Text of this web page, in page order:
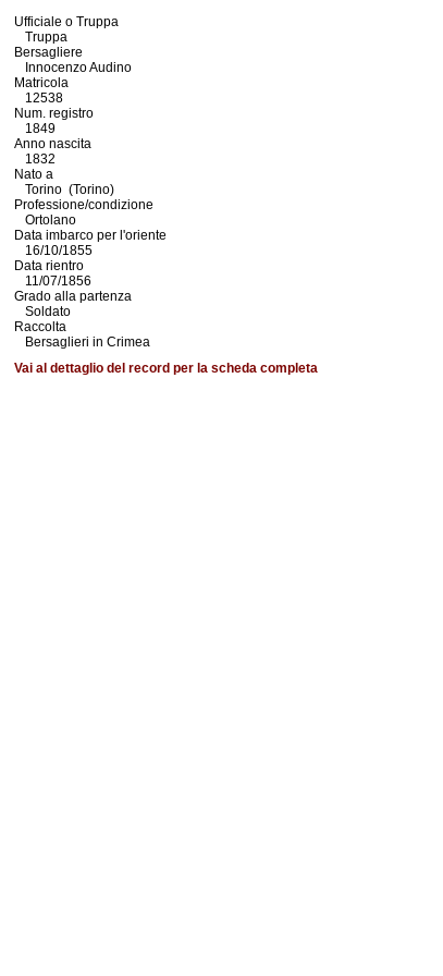
Ufficiale o Truppa
Truppa
Bersagliere
Innocenzo Audino
Matricola
12538
Num. registro
1849
Anno nascita
1832
Nato a
Torino (Torino)
Professione/condizione
Ortolano
Data imbarco per l'oriente
16/10/1855
Data rientro
11/07/1856
Grado alla partenza
Soldato
Raccolta
Bersaglieri in Crimea
Vai al dettaglio del record per la scheda completa